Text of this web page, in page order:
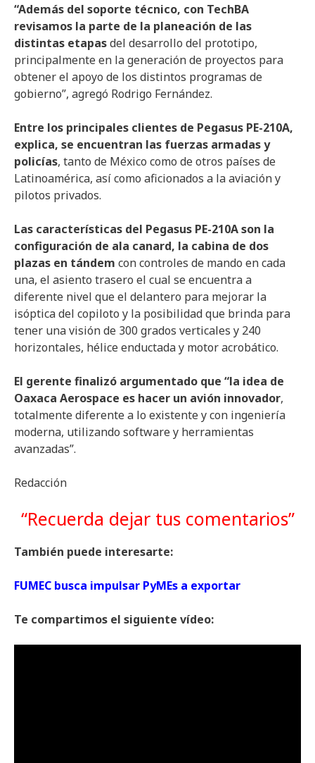
“Además del soporte técnico, con TechBA
revisamos la parte de la planeación de las
distintas etapasdel desarrollo del prototipo,
principalmente en la generación de proyectos para
obtener el apoyo de los distintos programas de
gobierno”, agregó Rodrigo Fernández.
Entre los principales clientes de Pegasus PE-210A,
explica, se encuentran las fuerzas armadas y
policías, tanto de México como de otros países de
Latinoamérica, así como aficionados a la aviación y
pilotos privados.
Las características del Pegasus PE-210A son la
configuración de ala canard, la cabina de dos
plazas en tándem con controles de mando en cada
una, el asiento trasero el cual se encuentra a
diferente nivel que el delantero para mejorar la
isóptica del copiloto y la posibilidad que brinda para
tener una visión de 300 grados verticales y 240
horizontales, hélice enductada y motor acrobático.
El gerente finalizó argumentado que “la idea de
Oaxaca Aerospace es hacer un avión innovador,
totalmente diferente a lo existente y con ingeniería
moderna, utilizando software y herramientas
avanzadas”.
Redacción
“Recuerda dejar tus comentarios”
También puede interesarte:
FUMEC busca impulsar PyMEs a exportar
Te compartimos el siguiente vídeo: